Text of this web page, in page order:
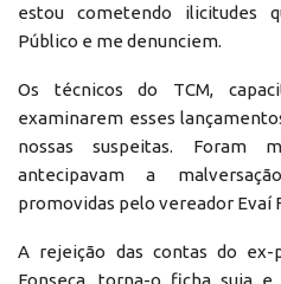
estou cometendo ilicitudes
Público e me denunciem.
Os técnicos do TCM,
examinarem esses
nossas suspeitas. Foram
antecipavam a
promovidas pelo vereador Evaí
A rejeição das contas do ex-
Fonseca, torna-o ficha suja